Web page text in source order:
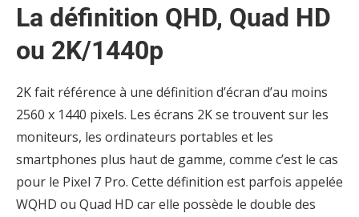
La définition QHD, Quad HD
ou 2K/1440p
2K fait référence à une définition d’écran d’au moins
2560 x 1440 pixels. Les écrans 2K se trouvent sur les
moniteurs, les ordinateurs portables et les
smartphones plus haut de gamme, comme c’est le cas
pour le Pixel 7 Pro. Cette définition est parfois appelée
WQHD ou Quad HD car elle possède le double des